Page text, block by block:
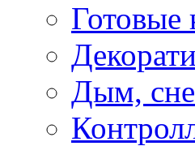
Готовые
Дым,